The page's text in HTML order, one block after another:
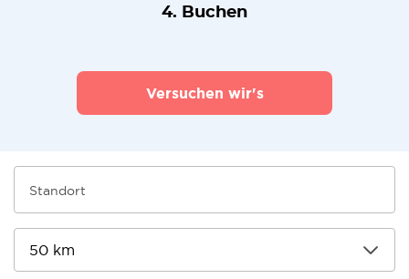
4. Buchen
Versuchen wir's